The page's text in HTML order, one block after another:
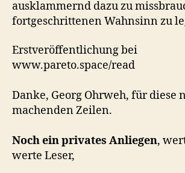
ausklammernd dazu zu
fortgeschrittenen Wahnsinn zu
Erstveröffentlichung bei
www.pareto.space/read
Danke, Georg Ohrweh, für diese
machenden Zeilen.
Noch ein privates Anliegen,
werte Leser,